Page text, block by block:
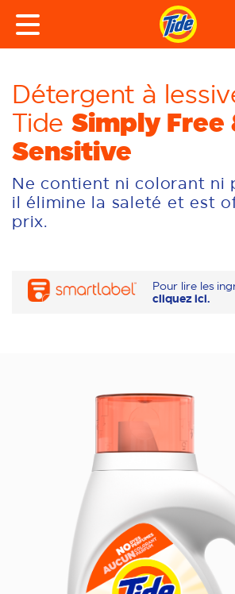
Détergent à
Tide Simply Free
Sensitive
Ne contient ni colorant ni
il élimine la saleté et est
prix.
Pour lire les
cliquez ici.